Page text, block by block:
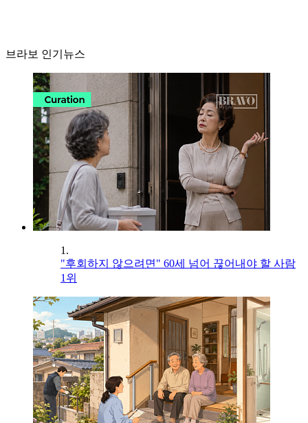
브라보 인기뉴스
1.
"후회하지 않으려면" 60세 넘어 끊어내야 할 사람
1위